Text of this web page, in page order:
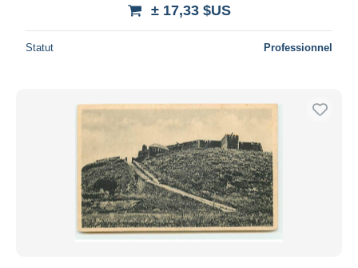
± 17,33 $US
Statut Professionnel